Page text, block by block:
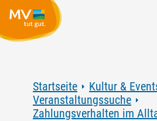
Startseite
Kultur &
Veranstaltungssuche
Zahlungsverhalten im